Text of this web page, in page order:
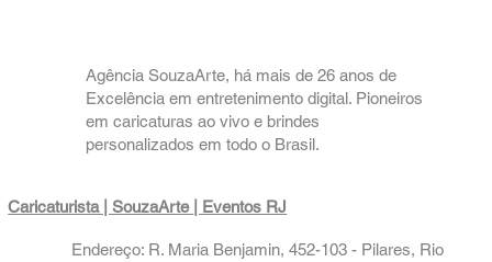
Agência SouzaArte, há mais de 26 anos de
Excelência em entretenimento digital. Pioneiros
em caricaturas ao vivo e brindes
personalizados em todo o Brasil.
Caricaturista | SouzaArte | Eventos RJ
Endereço: R. Maria Benjamin, 452-103 - Pilares, Rio